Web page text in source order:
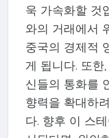
욱 가속화할 것
와의 거래에서
중국의 경제적
게 됩니다. 또
신들의 통화를
향력을 확대하
다. 향후 이 스